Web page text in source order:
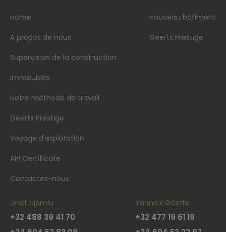
Home
A propos de nous
Supervision de la construction
Immeubles
Notre méthode de travail
Geerts Prestige
Voyage d'exploration
API Certificate
Contactez-nous
nouveau bâtiment
Geerts Prestige
Jinet Njamiu
+32 488 39 41 70
Yannick Geerts
+32 477 19 61 19